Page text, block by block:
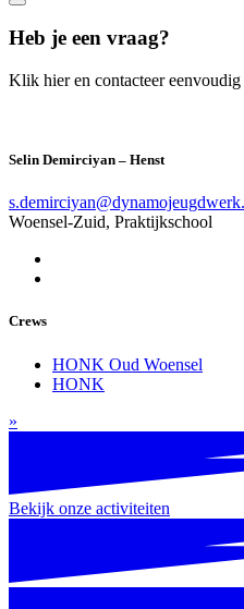
Heb je een vraag?
Klik hier en contacteer
Selin Demirciyan – Henst
Woensel-Zuid, Praktijkschool
Crews
HONK Oud Woensel
HONK
»
Bekijk onze activiteiten